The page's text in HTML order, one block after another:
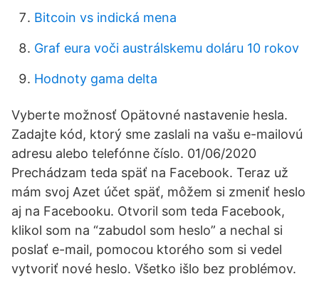
Bitcoin vs indická mena
Graf eura voči austrálskemu doláru 10 rokov
Hodnoty gama delta
Vyberte možnosť Opätovné nastavenie hesla.
Zadajte kód, ktorý sme zaslali na vašu e-mailovú
adresu alebo telefónne číslo. 01/06/2020
Prechádzam teda späť na Facebook. Teraz už
mám svoj Azet účet späť, môžem si zmeniť heslo
aj na Facebooku. Otvoril som teda Facebook,
klikol som na “zabudol som heslo” a nechal si
poslať e-mail, pomocou ktorého som si vedel
vytvoriť nové heslo. Všetko išlo bez problémov.